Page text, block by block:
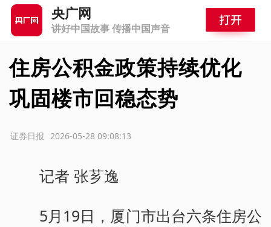
央广网
讲好中国故事 传播中国声音
住房公积金政策持续优化
巩固楼市回稳态势
2026-05-28 09:08:13
证券日报
记者 张芗逸
5月19日，厦门市出台六条住房公